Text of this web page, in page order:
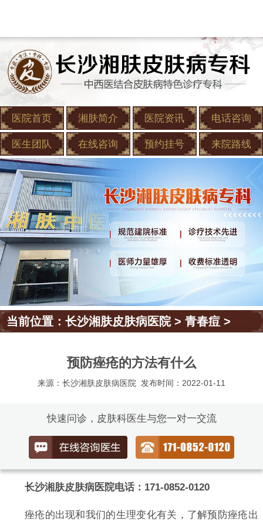
医院首页 湘肤简介 医院资讯 电话咨询
医生团队 在线咨询 预约挂号 来院路线
当前位置：长沙湘肤皮肤病医院>青春痘 >
预防痤疮的方法有什么
来源：长沙湘肤皮肤病医院 发布时间：2022-01-11
快速问诊，皮肤科医生与您一对一交流
长沙湘肤皮肤病医院电话：171-0852-0120
痤疮的出现和我们的生理变化有关，了解预防痤疮出